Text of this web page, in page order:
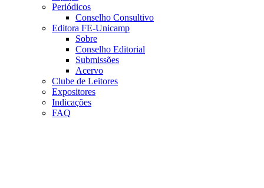
Periódicos
Conselho Consultivo
Editora FE-Unicamp
Sobre
Conselho Editorial
Submissões
Acervo
Clube de Leitores
Expositores
Indicações
FAQ